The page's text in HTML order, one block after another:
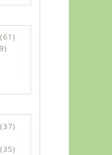
(61)
(37)
(35)